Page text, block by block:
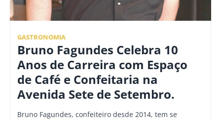
GASTRONOMIA
Bruno Fagundes Celebra 10
Anos de Carreira com Espaço
de Café e Confeitaria na
Avenida Sete de Setembro.
Bruno Fagundes, confeiteiro desde 2014, tem se